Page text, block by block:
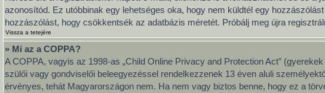
azonosítód. Ez utóbbinak egy lehetséges oka, hogy nem küldtél egy
hozzászólást, hogy csökkentsék az adatbázis méretét. Próbálj meg újra
Vissza a tetejére
» Mi az a COPPA?
A COPPA, vagyis az 1998-as „Child Online Privacy and Protection Act”
szülői vagy gondviselői beleegyezéssel rendelkezzenek 13 éven aluli
érvényes, tehát Magyarországon nem. Ha nem vagy biztos benne, hogy ez a